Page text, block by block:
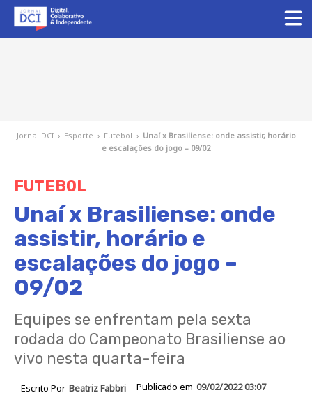
Jornal DCI › Esporte › Futebol › Unaí x Brasiliense: onde assistir, horário
e escalações do jogo – 09/02
FUTEBOL
Unaí x Brasiliense: onde
assistir, horário e
escalações do jogo –
09/02
Equipes se enfrentam pela sexta
rodada do Campeonato Brasiliense ao
vivo nesta quarta-feira
Escrito Por Beatriz Fabbri Publicado em 09/02/2022 03:07